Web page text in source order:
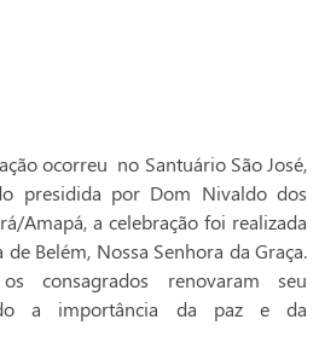
ocorreu no Santuário São José,
presidida por Dom Nivaldo dos
Amapá, a celebração foi realizada
Belém, Nossa Senhora da Graça.
consagrados renovaram seu
a importância da paz e da